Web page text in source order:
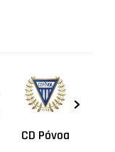
CD Póvoa